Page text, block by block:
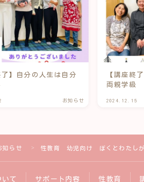
了】自分の人生は自分
お知らせ
【講座終
両親学級
2024.12.15
知らせ ＞ 性教育 幼児向け ぼくとわたしが
いて サポート内容 性教育